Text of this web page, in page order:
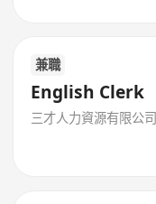
兼職
English Clerk
三才人力資源有限公司